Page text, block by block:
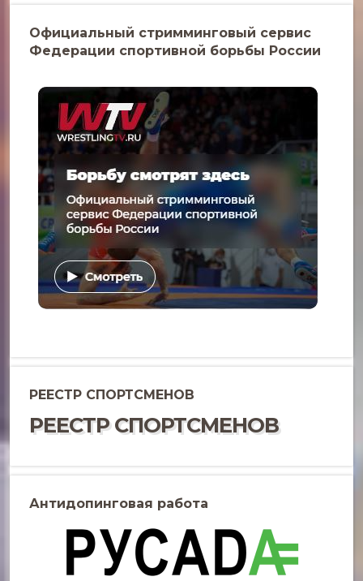
Официальный стримминговый сервис
Федерации спортивной борьбы России
РЕЕСТР СПОРТСМЕНОВ
РЕЕСТР СПОРТСМЕНОВ
Антидопинговая работа